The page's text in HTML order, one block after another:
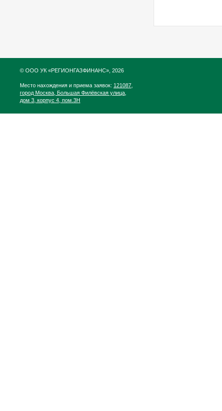
© ООО УК «РЕГИОНГАЗФИНАНС», 2026
Место нахождения и приема заявок: 121087,
город Москва, Большая Филёвская улица,
дом 3, корпус 4, пом.3Н